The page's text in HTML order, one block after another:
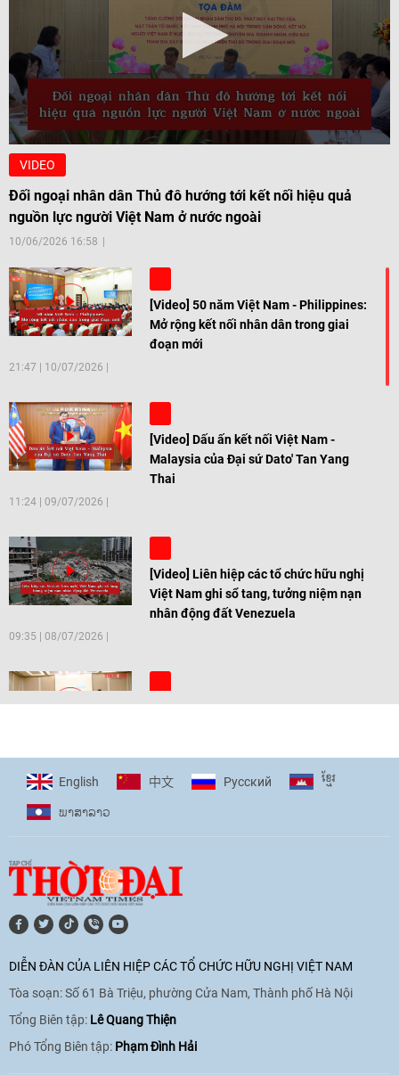
VIDEO
Đối ngoại nhân dân Thủ đô hướng tới kết nối hiệu quả
nguồn lực người Việt Nam ở nước ngoài
10/06/2026 16:58
[Video] 50 năm Việt Nam - Philippines:
Mở rộng kết nối nhân dân trong giai
đoạn mới
21:47 | 10/07/2026
[Video] Dấu ấn kết nối Việt Nam -
Malaysia của Đại sứ Dato' Tan Yang
Thai
11:24 | 09/07/2026
[Video] Liên hiệp các tổ chức hữu nghị
Việt Nam ghi sổ tang, tưởng niệm nạn
nhân động đất Venezuela
09:35 | 08/07/2026
[Video] Trẻ em Đông Á cùng kiến tạo
11:10|17/06/2026
hòa bình, hữu nghị giữa các dân tộc"
cho Đại sứ Hungary tại Việt Nam
17:25|13/06/2026
English 中文 Pусский ខ្មែរ
ພາ​ສາ​ລາວ
DIỄN ĐÀN CỦA LIÊN HIỆP CÁC TỔ CHỨC HỮU NGHỊ VIỆT NAM
Tòa soạn: Số 61 Bà Triệu, phường Cửa Nam, Thành phố Hà Nội
Tổng Biên tập: Lê Quang Thiện
Phó Tổng Biên tập: Phạm Đình Hải